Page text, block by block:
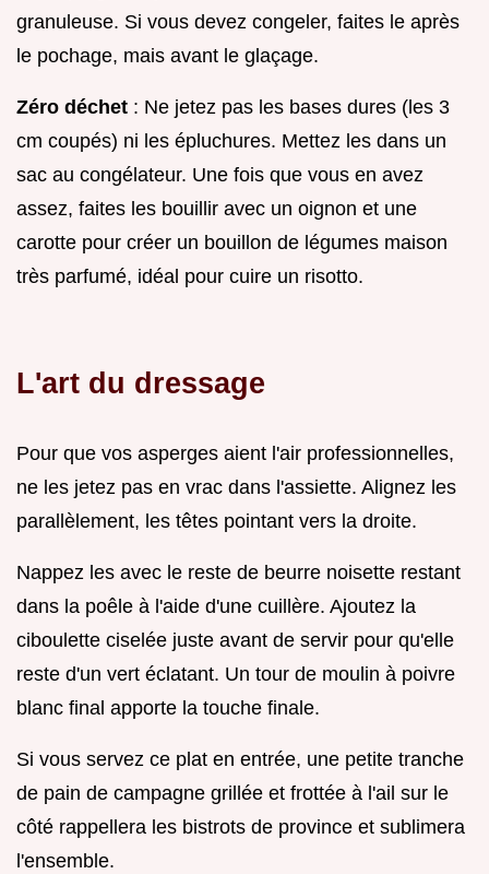
granuleuse. Si vous devez congeler, faites le après
le pochage, mais avant le glaçage.
Zéro déchet : Ne jetez pas les bases dures (les 3
cm coupés) ni les épluchures. Mettez les dans un
sac au congélateur. Une fois que vous en avez
assez, faites les bouillir avec un oignon et une
carotte pour créer un bouillon de légumes maison
très parfumé, idéal pour cuire un risotto.
L'art du dressage
Pour que vos asperges aient l'air professionnelles,
ne les jetez pas en vrac dans l'assiette. Alignez les
parallèlement, les têtes pointant vers la droite.
Nappez les avec le reste de beurre noisette restant
dans la poêle à l'aide d'une cuillère. Ajoutez la
ciboulette ciselée juste avant de servir pour qu'elle
reste d'un vert éclatant. Un tour de moulin à poivre
blanc final apporte la touche finale.
Si vous servez ce plat en entrée, une petite tranche
de pain de campagne grillée et frottée à l'ail sur le
côté rappellera les bistrots de province et sublimera
l'ensemble.